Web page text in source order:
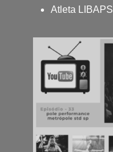
Atleta LIBAPS